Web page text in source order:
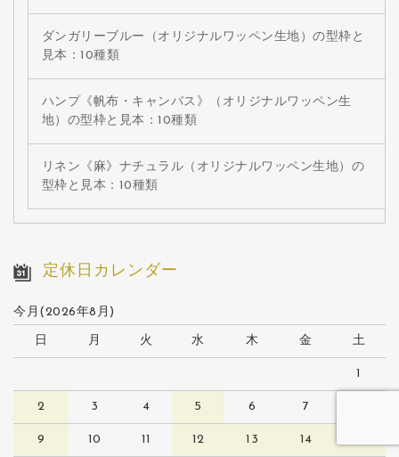
ダンガリーブルー（オリジナルワッペン生地）の型枠と
見本：10種類
ハンプ《帆布・キャンバス》（オリジナルワッペン生
地）の型枠と見本：10種類
リネン《麻》ナチュラル（オリジナルワッペン生地）の
型枠と見本：10種類
定休日カレンダー
今月(2026年8月)
日 月 火 水 木 金 土
1
2 3 4 5 6 7
9 10 11 12 13 14